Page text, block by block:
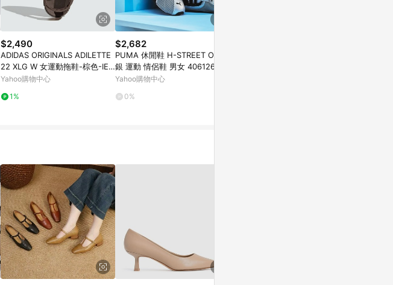
$2,490
ADIDAS ORIGINALS ADILETTE
22 XLG W 女運動拖鞋-棕色-IE5
648
Yahoo購物中心
1%
$2,682
PUMA 休閒鞋 H-STREET OG
銀 運動 情侶鞋 男女 40612605
Yahoo購物中心
0%